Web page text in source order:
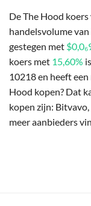
De The Hood koers
handelsvolume
gestegen met
koers met 15,60%
10218 en heeft
Hood kopen? Dat
kopen zijn:
meer aanbieders